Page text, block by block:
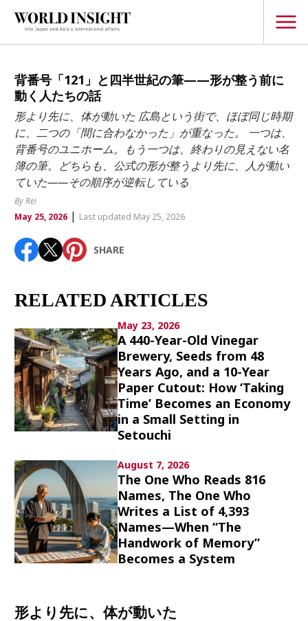
TOPICS
Interview
Japanese
Hiroshima
Politics
Security
Business
Tech/Science
Society
Lifestyle
Article List
Popular keywords
Fukushimajapan globalizationOHTANI
nootbaarhachimura
背番号「121」と四半世紀の筆——形が整う前に
動く人たちの話
形より先に、体が動いた 広島という街で、ほぼ同じ時期
に、二つの「間に合わなかった」が重なった。 一つは、
背番号のユニホーム。もう一つは、終わりの見えない名
簿の筆。どちらも、公式の形が整うより先に、人が動い
ていた——その順序が逆転している
By Rei
May 25, 2026| Last updated May 25, 2026
SHARE
RELATED ARTICLES
May 23, 2026
A 440-Year-Old Vinegar
Brewery, Seeds from 48
Years Ago, and a 10-Year
Paper Cutout: How ‘Taking
Time’ Becomes an Economy
in a Small Setting in
Setouchi
August 7, 2026
The One Who Reads 816
Names, The One Who
Writes a List of 4,393
Names—When “The
Handwork of Memory”
Becomes a System
形より先に、体が動いた
Popular keywords
Fukushimajapan globalization